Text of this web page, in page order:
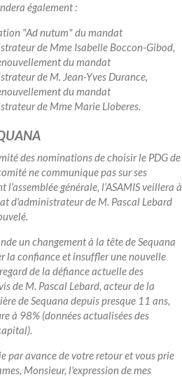
également :
"Ad nutum" du mandat
de Mme Isabelle Boccon-Gibod,
du mandat
de M. Jean-Yves Durance,
du mandat
de Mme Marie Lloberes.
des nominations de choisir le PDG de
ne communique pas sur ses
générale, l’ASAMIS veillera à
d'administrateur de M. Pascal Lebard
un changement à la tête de Sequana
la confiance et insuffler une nouvelle
de la défiance actuelle des
de M. Pascal Lebard, acteur de la
de Sequana depuis presque 11 ans,
à 98% (données actualisées des
par avance de votre retour et vous prie
Monsieur, l'expression de mes